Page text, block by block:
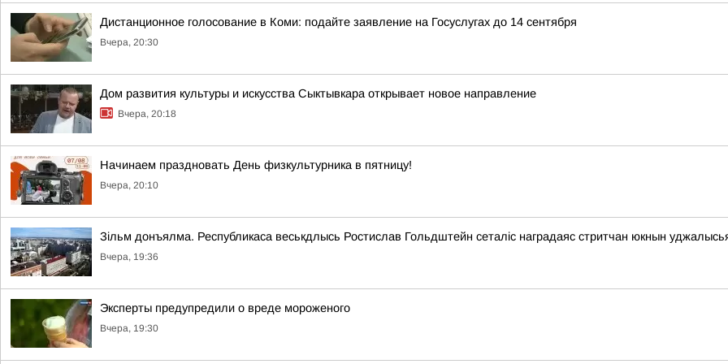
Дистанционное голосование в Коми: подайте заявление на Госуслугах до 14 сентября
Вчера, 20:30
Дом развития культуры и искусства Сыктывкара открывает новое направление
Вчера, 20:18
Начинаем праздновать День физкультурника в пятницу!
Вчера, 20:10
Зільм донъялма. Республикаса веськдлысь Ростислав Гольдштейн сеталіс наградаяс стритчан юкнын
Вчера, 19:36
Эксперты предупредили о вреде мороженого
Вчера, 19:30